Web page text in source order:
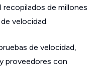
recopilados de millones
velocidad.
de velocidad,
proveedores con